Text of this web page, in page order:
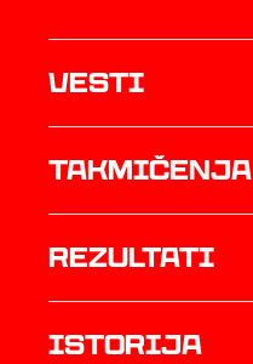
Vesti
Takmičenja
rezultati
istorija